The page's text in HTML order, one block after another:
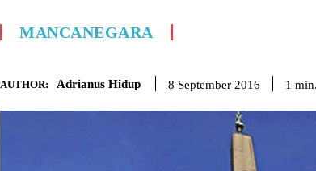
MANCANEGARA
AUTHOR: Adrianus Hidup 8 September 2016 1 min.